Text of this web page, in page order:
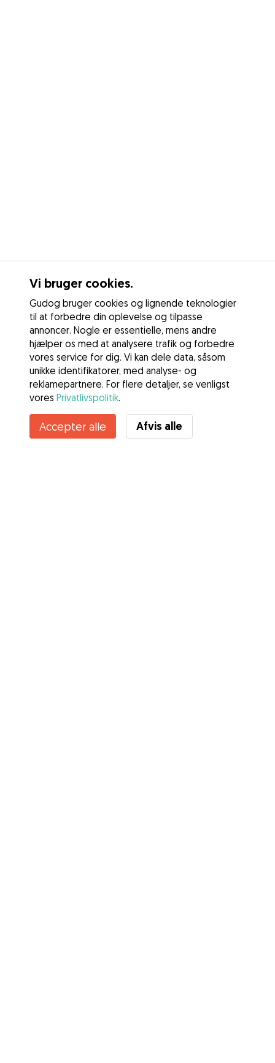
Vi bruger cookies.
Gudog bruger cookies og lignende teknologier
til at forbedre din oplevelse og tilpasse
annoncer. Nogle er essentielle, mens andre
hjælper os med at analysere trafik og forbedre
vores service for dig. Vi kan dele data, såsom
unikke identifikatorer, med analyse- og
reklamepartnere. For flere detaljer, se venligst
vores Privatlivspolitik.
Accepter alle Afvis alle